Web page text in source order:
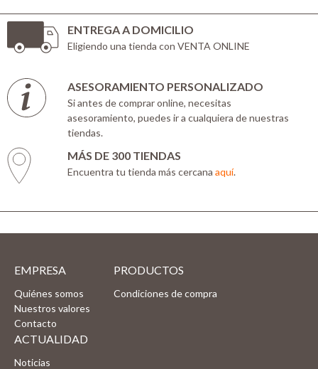
ENTREGA A DOMICILIO
Eligiendo una tienda con VENTA ONLINE
ASESORAMIENTO PERSONALIZADO
Si antes de comprar online, necesitas
asesoramiento, puedes ir a cualquiera de nuestras
tiendas.
MÁS DE 300 TIENDAS
Encuentra tu tienda más cercana aquí.
EMPRESA
Quiénes somos
Nuestros valores
Contacto
PRODUCTOS
Condiciones de compra
ACTUALIDAD
Noticias